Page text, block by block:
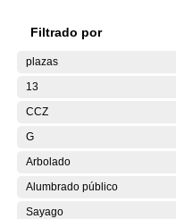
Filtrado por
plazas
13
CCZ
G
Arbolado
Alumbrado público
Sayago